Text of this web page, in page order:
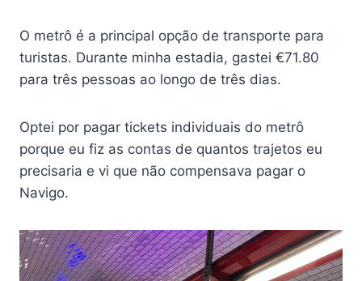
O metrô é a principal opção de transporte para
turistas. Durante minha estadia, gastei €71.80
para três pessoas ao longo de três dias.
Optei por pagar tickets individuais do metrô
porque eu fiz as contas de quantos trajetos eu
precisaria e vi que não compensava pagar o
Navigo.